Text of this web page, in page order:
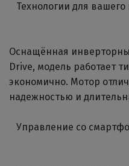
Технологии для
Оснащённая
Drive, модель работает
экономично. Мотор
надежностью и
Управление со